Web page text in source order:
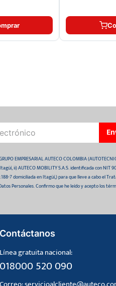
EMPRESARIAL AUTECO COLOMBIA
ii) AUTECO MOBILITY S.A.S. identificada con NIT
7 domiciliada en Itagüí,) para que lleve a cabo el
Personales. Confirmo que he leído y acepto los
Contáctanos
Línea gratuita nacional:
018000 520 090